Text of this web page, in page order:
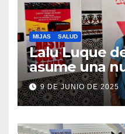
MIJAS SALUD
Lalu Luque
asume una
refuerza la
sanidad
municipio
9 DE JUNIO DE 2025